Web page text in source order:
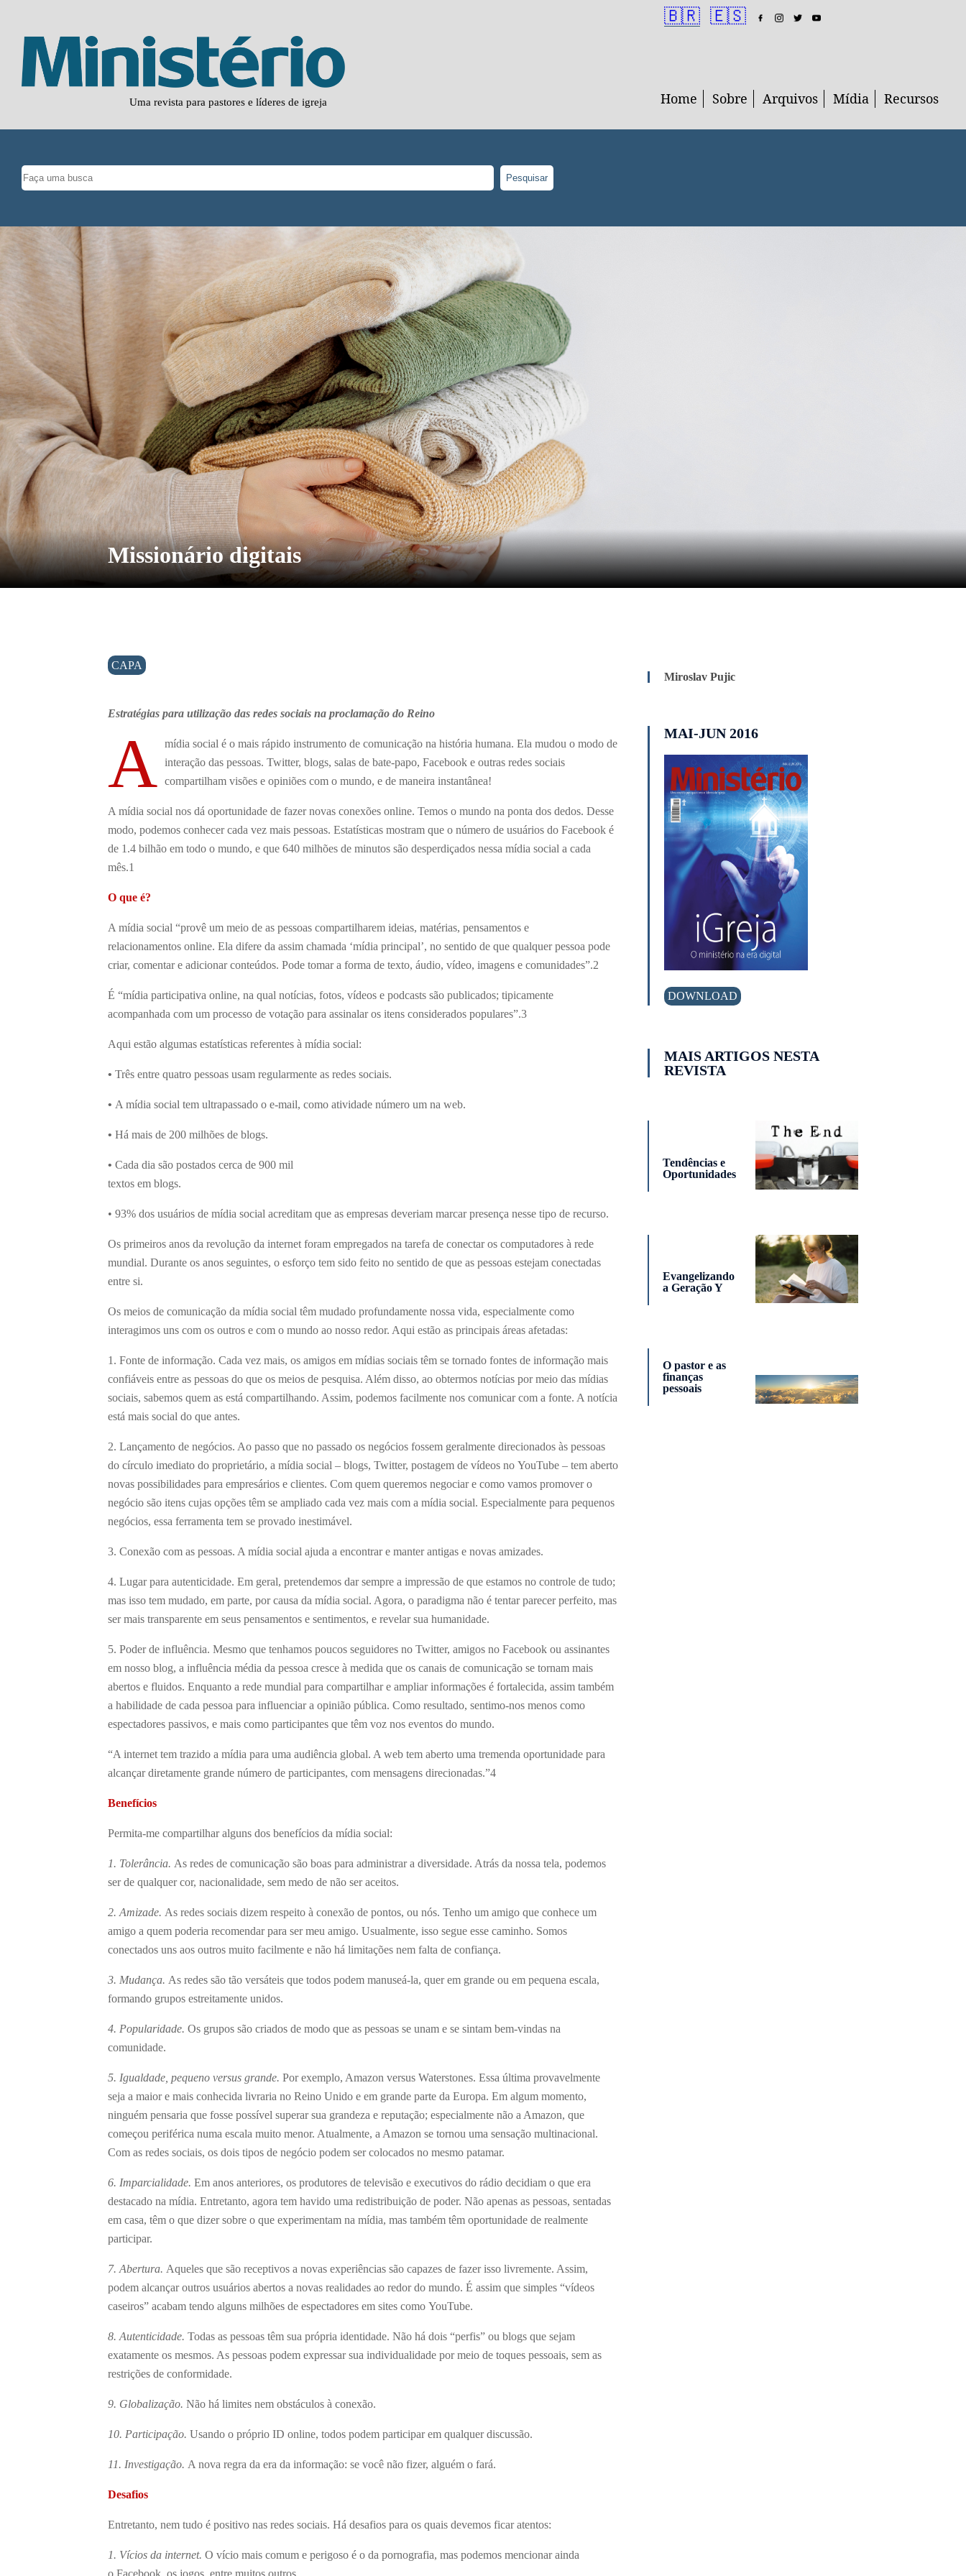
Uma revista para pastores e líderes de igreja Home Sobre Arquivos Mídia Recursos
🇧🇷 🇪🇸
Pesquisar
Missionário digitais
CAPA
Estratégias para utilização das redes sociais na proclamação do Reino
A mídia social é o mais rápido instrumento de comunicação na história humana. Ela mudou o modo de
interação das pessoas. Twitter, blogs, salas de bate-papo, Facebook e outras redes sociais
compartilham visões e opiniões com o mundo, e de maneira instantânea!
A mídia social nos dá oportunidade de fazer novas conexões online. Temos o mundo na ponta dos dedos. Desse
modo, podemos conhecer cada vez mais pessoas. Estatísticas mostram que o número de usuários do Facebook é
de 1.4 bilhão em todo o mundo, e que 640 milhões de minutos são desperdiçados nessa mídia social a cada
mês.1
O que é?
A mídia social “provê um meio de as pessoas compartilharem ideias, matérias, pensamentos e
relacionamentos online. Ela difere da assim chamada ‘mídia principal’, no sentido de que qualquer pessoa pode
criar, comentar e adicionar conteúdos. Pode tomar a forma de texto, áudio, vídeo, imagens e comunidades”.2
É “mídia participativa online, na qual notícias, fotos, vídeos e podcasts são publicados; tipicamente
acompanhada com um processo de votação para assinalar os itens considerados populares”.3
Aqui estão algumas estatísticas referentes à mídia social:
• Três entre quatro pessoas usam regularmente as redes sociais.
• A mídia social tem ultrapassado o e-mail, como atividade número um na web.
• Há mais de 200 milhões de blogs.
• Cada dia são postados cerca de 900 mil
textos em blogs.
• 93% dos usuários de mídia social acreditam que as empresas deveriam marcar presença nesse tipo de recurso.
Os primeiros anos da revolução da internet foram empregados na tarefa de conectar os computadores à rede
mundial. Durante os anos seguintes, o esforço tem sido feito no sentido de que as pessoas estejam conectadas
entre si.
Os meios de comunicação da mídia social têm mudado profundamente nossa vida, especialmente como
interagimos uns com os outros e com o mundo ao nosso redor. Aqui estão as principais áreas afetadas:
1. Fonte de informação. Cada vez mais, os amigos em mídias sociais têm se tornado fontes de informação mais
confiáveis entre as pessoas do que os meios de pesquisa. Além disso, ao obtermos notícias por meio das mídias
sociais, sabemos quem as está compartilhando. Assim, podemos facilmente nos comunicar com a fonte. A notícia
está mais social do que antes.
2. Lançamento de negócios. Ao passo que no passado os negócios fossem geralmente direcionados às pessoas
do círculo imediato do proprietário, a mídia social – blogs, Twitter, postagem de vídeos no YouTube – tem aberto
novas possibilidades para empresários e clientes. Com quem queremos negociar e como vamos promover o
negócio são itens cujas opções têm se ampliado cada vez mais com a mídia social. Especialmente para pequenos
negócios, essa ferramenta tem se provado inestimável.
3. Conexão com as pessoas. A mídia social ajuda a encontrar e manter antigas e novas amizades.
4. Lugar para autenticidade. Em geral, pretendemos dar sempre a impressão de que estamos no controle de tudo;
mas isso tem mudado, em parte, por causa da mídia social. Agora, o paradigma não é tentar parecer perfeito, mas
ser mais transparente em seus pensamentos e sentimentos, e revelar sua humanidade.
5. Poder de influência. Mesmo que tenhamos poucos seguidores no Twitter, amigos no Facebook ou assinantes
em nosso blog, a influência média da pessoa cresce à medida que os canais de comunicação se tornam mais
abertos e fluidos. Enquanto a rede mundial para compartilhar e ampliar informações é fortalecida, assim também
a habilidade de cada pessoa para influenciar a opinião pública. Como resultado, sentimo-nos menos como
espectadores passivos, e mais como participantes que têm voz nos eventos do mundo.
“A internet tem trazido a mídia para uma audiência global. A web tem aberto uma tremenda oportunidade para
alcançar diretamente grande número de participantes, com mensagens direcionadas.”4
Benefícios
Permita-me compartilhar alguns dos benefícios da mídia social:
1. Tolerância. As redes de comunicação são boas para administrar a diversidade. Atrás da nossa tela, podemos
ser de qualquer cor, nacionalidade, sem medo de não ser aceitos.
2. Amizade. As redes sociais dizem respeito à conexão de pontos, ou nós. Tenho um amigo que conhece um
amigo a quem poderia recomendar para ser meu amigo. Usualmente, isso segue esse caminho. Somos
conectados uns aos outros muito facilmente e não há limitações nem falta de confiança.
3. Mudança. As redes são tão versáteis que todos podem manuseá-la, quer em grande ou em pequena escala,
formando grupos estreitamente unidos.
4. Popularidade. Os grupos são criados de modo que as pessoas se unam e se sintam bem-vindas na
comunidade.
5. Igualdade, pequeno versus grande. Por exemplo, Amazon versus Waterstones. Essa última provavelmente
seja a maior e mais conhecida livraria no Reino Unido e em grande parte da Europa. Em algum momento,
ninguém pensaria que fosse possível superar sua grandeza e reputação; especialmente não a Amazon, que
começou periférica numa escala muito menor. Atualmente, a Amazon se tornou uma sensação multinacional.
Com as redes sociais, os dois tipos de negócio podem ser colocados no mesmo patamar.
6. Imparcialidade. Em anos anteriores, os produtores de televisão e executivos do rádio decidiam o que era
destacado na mídia. Entretanto, agora tem havido uma redistribuição de poder. Não apenas as pessoas, sentadas
em casa, têm o que dizer sobre o que experimentam na mídia, mas também têm oportunidade de realmente
participar.
7. Abertura. Aqueles que são receptivos a novas experiências são capazes de fazer isso livremente. Assim,
podem alcançar outros usuários abertos a novas realidades ao redor do mundo. É assim que simples “vídeos
caseiros” acabam tendo alguns milhões de espectadores em sites como YouTube.
8. Autenticidade. Todas as pessoas têm sua própria identidade. Não há dois “perfis” ou blogs que sejam
exatamente os mesmos. As pessoas podem expressar sua individualidade por meio de toques pessoais, sem as
restrições de conformidade.
9. Globalização. Não há limites nem obstáculos à conexão.
10. Participação. Usando o próprio ID online, todos podem participar em qualquer discussão.
11. Investigação. A nova regra da era da informação: se você não fizer, alguém o fará.
Desafios
Entretanto, nem tudo é positivo nas redes sociais. Há desafios para os quais devemos ficar atentos:
1. Vícios da internet. O vício mais comum e perigoso é o da pornografia, mas podemos mencionar ainda
Miroslav Pujic
MAI-JUN 2016
DOWNLOAD
MAIS ARTIGOS NESTA
REVISTA
Tendências e
Oportunidades
Evangelizando
a Geração Y
O pastor e as
finanças
pessoais